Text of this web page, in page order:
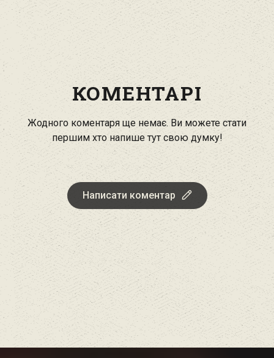
КОМЕНТАРІ
Жодного коментаря ще немає. Ви можете стати
першим хто напише тут свою думку!
Написати коментар